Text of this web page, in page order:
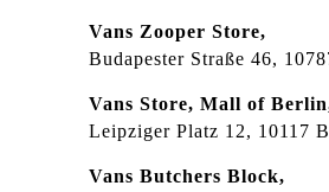
Vans Zooper Store,
Budapester Straße 46,
Vans Store, Mall of
Leipziger Platz 12, 10117
Vans Butchers Block,